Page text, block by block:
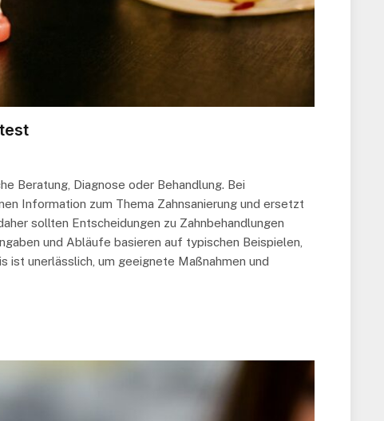
Beratung, Diagnose oder Behandlung. Bei
Information zum Thema Zahnsanierung und ersetzt
sollten Entscheidungen zu Zahnbehandlungen
und Abläufe basieren auf typischen Beispielen,
ist unerlässlich, um geeignete Maßnahmen und